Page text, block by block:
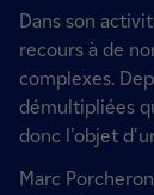
Dans son
recours à de
complexes.
démultipliées
donc l'objet
Marc